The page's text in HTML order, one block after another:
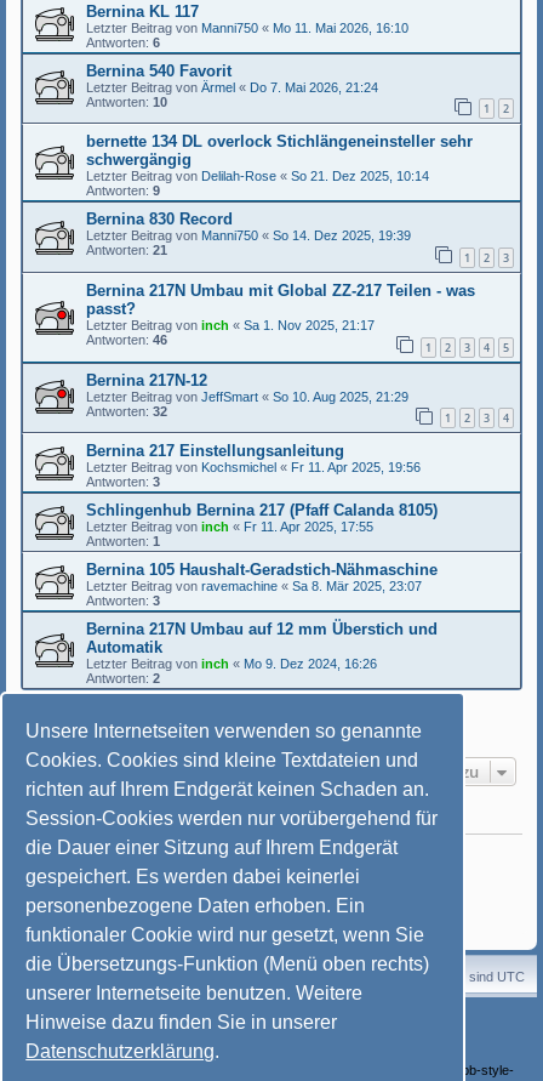
Unsere Internetseiten verwenden so genannte
Cookies. Cookies sind kleine Textdateien und
richten auf Ihrem Endgerät keinen Schaden an.
Session-Cookies werden nur vorübergehend für
die Dauer einer Sitzung auf Ihrem Endgerät
gespeichert. Es werden dabei keinerlei
personenbezogene Daten erhoben. Ein
funktionaler Cookie wird nur gesetzt, wenn Sie
die Übersetzungs-Funktion (Menü oben rechts)
unserer Internetseite benutzen. Weitere
Hinweise dazu finden Sie in unserer
Datenschutzerklärung.
Bernina KL 117
Letzter Beitrag von Manni750 « Mo 11. Mai 2026, 16:10
Antworten: 6
Bernina 540 Favorit
Letzter Beitrag von Ärmel « Do 7. Mai 2026, 21:24
Antworten: 10 1 2
bernette 134 DL overlock Stichlängeneinsteller sehr
schwergängig
Letzter Beitrag von Delilah-Rose « So 21. Dez 2025, 10:14
Antworten: 9
Bernina 830 Record
Letzter Beitrag von Manni750 « So 14. Dez 2025, 19:39
Antworten: 21 1 2 3
Bernina 217N Umbau mit Global ZZ-217 Teilen - was
passt?
Letzter Beitrag von inch « Sa 1. Nov 2025, 21:17
Antworten: 46 1 2 3 4 5
Bernina 217N-12
Letzter Beitrag von JeffSmart « So 10. Aug 2025, 21:29
Antworten: 32 1 2 3 4
Bernina 217 Einstellungsanleitung
Letzter Beitrag von Kochsmichel « Fr 11. Apr 2025, 19:56
Antworten: 3
Schlingenhub Bernina 217 (Pfaff Calanda 8105)
Letzter Beitrag von inch « Fr 11. Apr 2025, 17:55
Antworten: 1
Bernina 105 Haushalt-Geradstich-Nähmaschine
Letzter Beitrag von ravemachine « Sa 8. Mär 2025, 23:07
Antworten: 3
Bernina 217N Umbau auf 12 mm Überstich und
Automatik
Letzter Beitrag von inch « Mo 9. Dez 2024, 16:26
Antworten: 2
12 Themen • Seite1 von1
Gehe zu
BERECHTIGUNGEN IN DIESEM FORUM
Du darfstkeine neuen Themen in diesem Forum erstellen.
Du darfst deine Beiträge in diesem Forumnichtändern.
Du darfst deine Beiträge in diesem Forum
nicht
löschen.
Du darfst keineDateianhänge in diesem Forum erstellen.
Portal Foren-Übersicht Alle Zeiten sind UTC
Deutsche Übersetzung durchphpBB.de
Style: © Nähmaschinenfreunde e. V. von
http://phpbb-style-